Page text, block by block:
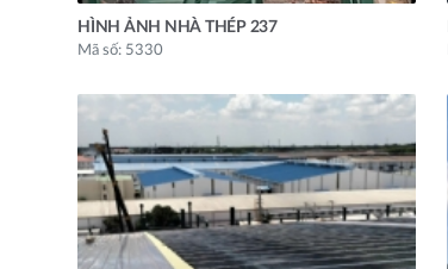
HÌNH ẢNH NHÀ THÉP 237
Mã số: 5330